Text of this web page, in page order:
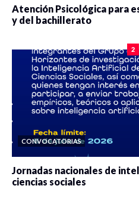
Atención Psicológica para
y del bachillerato
2
CONVOCATORIAS
Jornadas nacionales de
ciencias sociales